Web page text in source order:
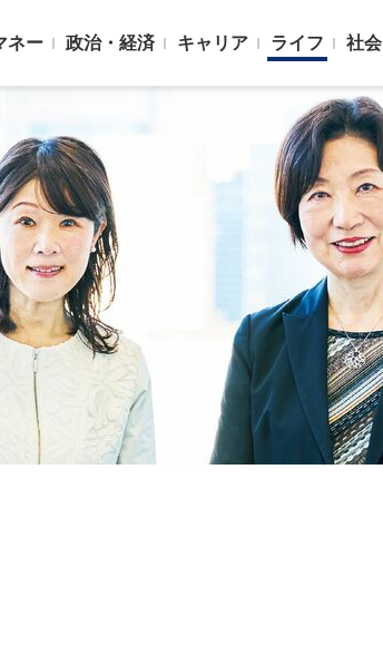
ネー 政治・経済 キャリア ライフ 社会